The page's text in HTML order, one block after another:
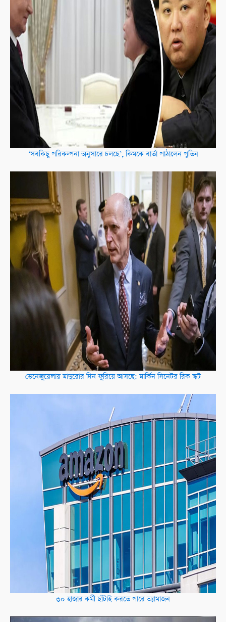
‘সবকিছু পরিকল্পনা অনুসারে চলছে’, কিমকে বার্তা পাঠালেন পুতিন
ভেনেজুয়েলায় মাদুরোর দিন ফুরিয়ে আসছে: মার্কিন সিনেটর রিক স্কট
৩০ হাজার কর্মী ছাঁটাই করতে পারে অ্যামাজন